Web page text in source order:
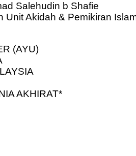
Salehudin b Shafie
Unit Akidah & Pemikiran
(AYU)
AKHIRAT*